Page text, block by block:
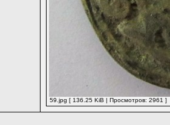
59.jpg [ 136.25 KiB | Просмотров: 2961 ]